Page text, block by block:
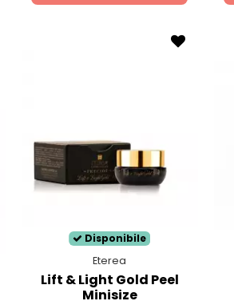
Disponibile
Eterea
Lift & Light Gold Peel
Minisize